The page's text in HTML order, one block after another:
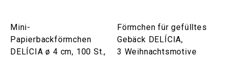
Mini-
Papierbackförmchen
DELÍCIA ø 4 cm, 100 St.,
Förmchen für gefülltes
Gebäck DELÍCIA,
3 Weihnachtsmotive